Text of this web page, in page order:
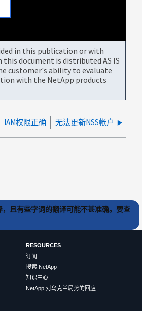
in this publication or with
document is distributed AS IS
customer's ability to evaluate
with the NetApp products
IAM权限正确 无法更新NSS帐户
且有些字词的翻译可能不甚准确。要查
RESOURCES
订阅
搜索 NetApp
知识中心
NetApp 对乌克兰局势的回应